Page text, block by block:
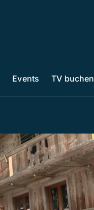
Events TV buchen